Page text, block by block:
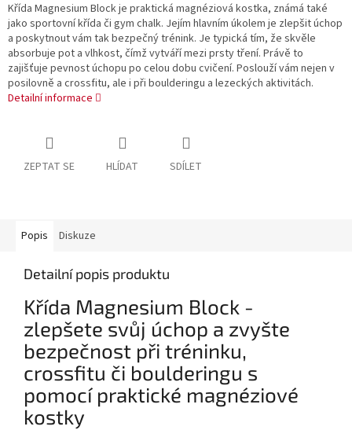
Křída Magnesium Block je praktická magnéziová kostka, známá také
jako sportovní křída či gym chalk. Jejím hlavním úkolem je zlepšit úchop
a poskytnout vám tak bezpečný trénink. Je typická tím, že skvěle
absorbuje pot a vlhkost, čímž vytváří mezi prsty tření. Právě to
zajišťuje pevnost úchopu po celou dobu cvičení. Poslouží vám nejen v
posilovně a crossfitu, ale i při boulderingu a lezeckých aktivitách.
Detailní informace
ZEPTAT SE HLÍDAT SDÍLET
Popis Diskuze
Detailní popis produktu
Křída Magnesium Block -
zlepšete svůj úchop a zvyšte
bezpečnost při tréninku,
crossfitu či boulderingu s
pomocí praktické magnéziové
kostky